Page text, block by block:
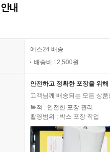
내
예스24 배송
배송비 : 2,500원
안전하고 정확한 포장을 위
고객님께 배송되는 모든 상
목적 : 안전한 포장 관리
촬영범위 : 박스 포장 작업